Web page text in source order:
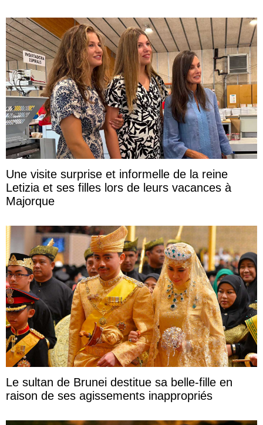
Une visite surprise et informelle de la reine
Letizia et ses filles lors de leurs vacances à
Majorque
Le sultan de Brunei destitue sa belle-fille en
raison de ses agissements inappropriés